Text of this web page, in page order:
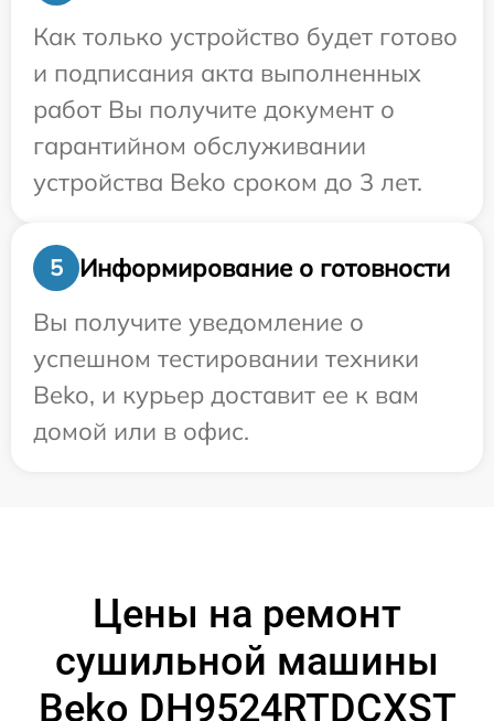
Как только устройство будет готово
и подписания акта выполненных
работ Вы получите документ о
гарантийном обслуживании
устройства Beko сроком до 3 лет.
5
Информирование о готовности
Вы получите уведомление о
успешном тестировании техники
Beko, и курьер доставит ее к вам
домой или в офис.
Цены на ремонт
сушильной машины
Beko DH9524RTDCXST